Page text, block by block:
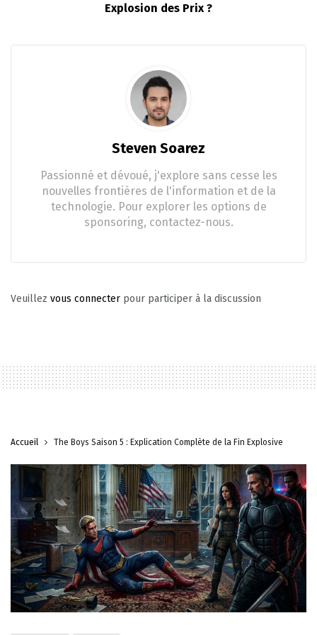
Explosion des Prix ?
Steven Soarez
Passionné et dévoué, j'explore sans cesse les
nouvelles frontières de l'information et de la
technologie. Pour explorer les options de
sponsoring, contactez-nous.
Veuillez vous connecter pour participer à la discussion
Accueil The Boys Saison 5 : Explication Complète de la Fin Explosive